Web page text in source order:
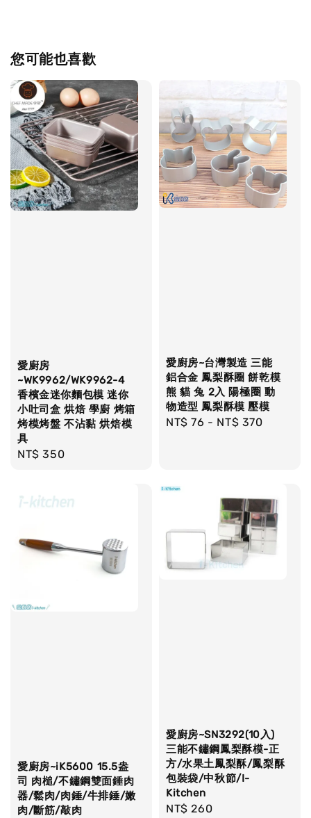
您可能也喜歡
愛廚房
~WK9962/WK9962-4
香檳金迷你麵包模 迷你
小吐司盒 烘焙 學廚 烤箱
烤模烤盤 不沾黏 烘焙模
具
Regular
NT$ 350
愛廚房~台灣製造 三能
鋁合金 鳳梨酥圈 餅乾模
熊 貓 兔 2入 陽極圈 動
物造型 鳳梨酥模 壓模
Regular
NT$ 76 - NT$ 370
愛廚房~iK5600 15.5盎
司 肉槌/不鏽鋼雙面錘肉
器/鬆肉/肉錘/牛排錘/嫩
肉/斷筋/敲肉
愛廚房~SN3292(10入)
三能不鏽鋼鳳梨酥模-正
方/水果土鳳梨酥/鳳梨酥
包裝袋/中秋節/I-
Kitchen
Regular
NT$ 260